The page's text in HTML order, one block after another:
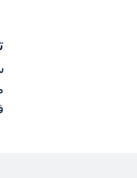
من
في